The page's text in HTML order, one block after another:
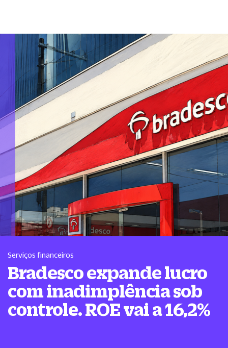
Serviços financeiros
Bradesco expande lucro
com inadimplência sob
controle. ROE vai a 16,2%